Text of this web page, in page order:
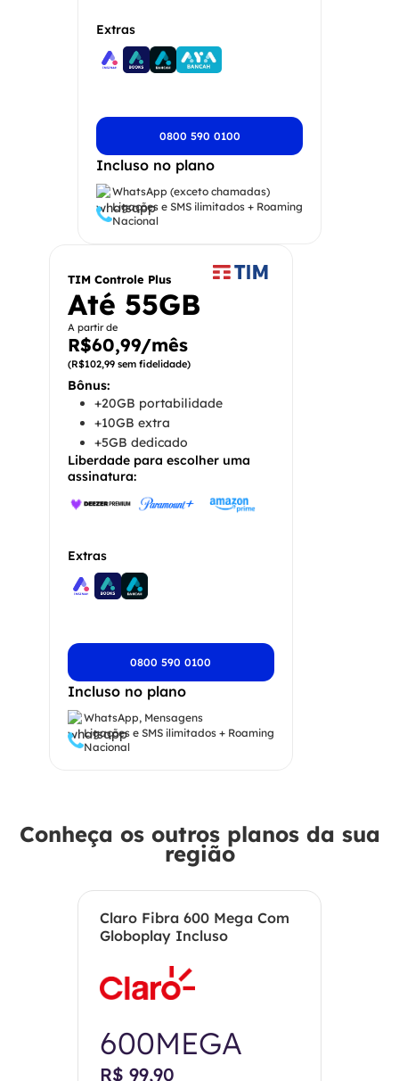
Extras
0800 590 0100
Incluso no plano
WhatsApp (exceto chamadas)
Ligações e SMS ilimitados + Roaming
Nacional
TIM Controle Plus
Até 55GB
A partir de
R$60,99/mês
(R$102,99 sem fidelidade)
Bônus:
+20GB portabilidade
+10GB extra
+5GB dedicado
Liberdade para escolher uma
assinatura:
Extras
0800 590 0100
Incluso no plano
WhatsApp, Mensagens
Ligações e SMS ilimitados + Roaming
Nacional
Conheça os outros planos da sua
região
Claro Fibra 600 Mega Com
Globoplay Incluso
600MEGA
R$ 99,90